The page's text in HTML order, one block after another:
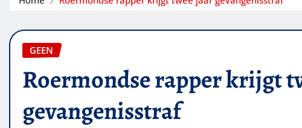
GEEN
Roermondse rapper krijgt
gevangenisstraf